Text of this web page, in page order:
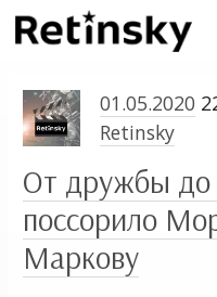
01.05.2020
Retinsky
От дружбы до
поссорило
Маркову